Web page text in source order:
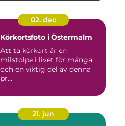
02. dec
Körkortsfoto i Östermalm
Att ta körkort är en
milstolpe i livet för många,
och en viktig del av denna
pr...
21. jun